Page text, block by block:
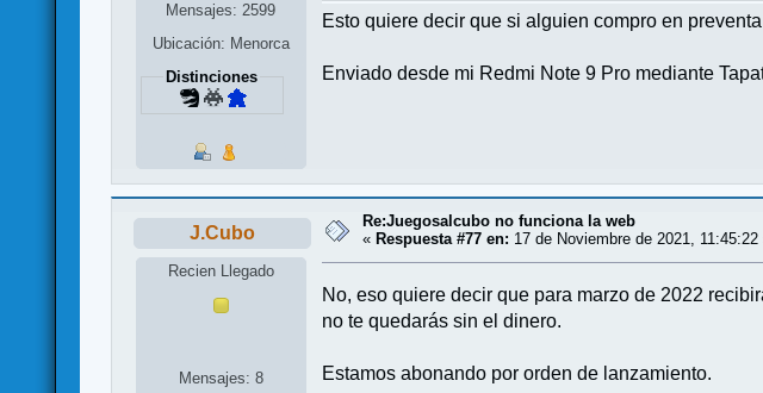
Mensajes: 2599
Ubicación: Menorca
Distinciones
Esto quiere decir que si alguien compro en
Enviado desde mi Redmi Note 9 Pro mediante
J.Cubo
Recien Llegado
Mensajes: 8
Re:Juegosalcubo no funciona la web
« Respuesta #77 en: 17 de Noviembre de 2021, 11:45:22
No, eso quiere decir que para marzo de 2022
no te quedarás sin el dinero.
Estamos abonando por orden de lanzamiento.